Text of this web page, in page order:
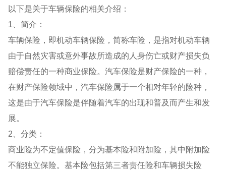
以下是关于车辆保险的相关介绍：
1、简介：
车辆保险，即机动车辆保险，简称车险，是指对机动车辆
由于自然灾害或意外事故所造成的人身伤亡或财产损失负
赔偿责任的一种商业保险。汽车保险是财产保险的一种，
在财产保险领域中，汽车保险属于一个相对年轻的险种，
这是由于汽车保险是伴随着汽车的出现和普及而产生和发
展。
2、分类：
商业险为不定值保险，分为基本险和附加险，其中附加险
不能独立保险。基本险包括第三者责任险和车辆损失险